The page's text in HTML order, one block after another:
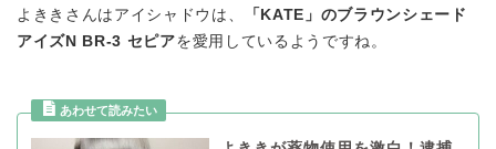
よききさんはアイシャドウは、
「KATE」のブラウンシェード
アイズN BR-3 セピアを愛用しているようですね。